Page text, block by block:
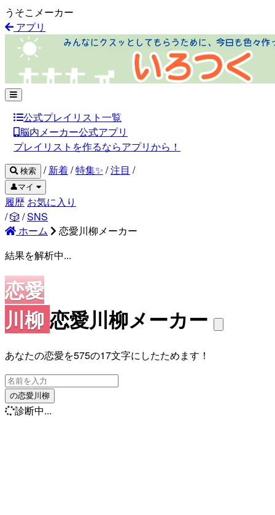
うそこメーカー
アプリ
公式プレイリスト一覧
脳内メーカー公式アプリ
プレイリストを作るならアプリから！
検索 / 新着/特集✨ /注目 /
👤マイ
履歴 お気に入り
/🎲 /SNS
ホーム
恋愛川柳メーカー
結果を解析中...
恋愛
川柳 恋愛川柳メーカー
あなたの恋愛を575の17文字にしたためます！
の恋愛川柳
診断中...